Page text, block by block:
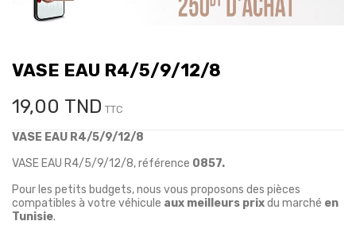
VASE EAU R4/5/9/12/8
19,00 TND TTC
VASE EAU R4/5/9/12/8
VASE EAU R4/5/9/12/8, référence 0857.
Pour les petits budgets, nous vous proposons des pièces
compatibles à votre véhicule aux meilleurs prixdu marché en
Tunisie.